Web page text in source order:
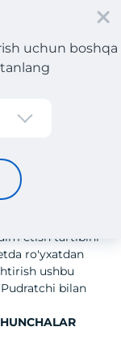
uchun boshqa
taqdim etiladi
etish tartibini
ro'yxatdan
ushbu
bilan